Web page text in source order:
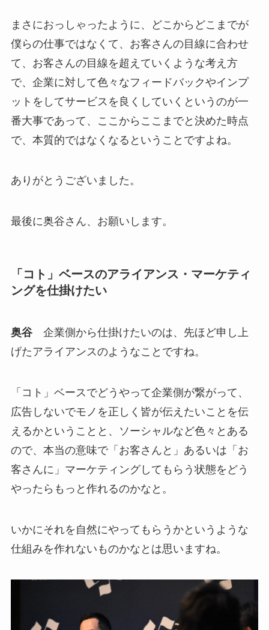
まさにおっしゃったように、どこからどこまでが
僕らの仕事ではなくて、お客さんの目線に合わせ
て、お客さんの目線を超えていくような考え方
で、企業に対して色々なフィードバックやインプ
ットをしてサービスを良くしていくというのが一
番大事であって、ここからここまでと決めた時点
で、本質的ではなくなるということですよね。
ありがとうございました。
最後に奥谷さん、お願いします。
「コト」ベースのアライアンス・マーケティ
ングを仕掛けたい
奥谷企業側から仕掛けたいのは、先ほど申し上
げたアライアンスのようなことですね。
「コト」ベースでどうやって企業側が繋がって、
広告しないでモノを正しく皆が伝えたいことを伝
えるかということと、ソーシャルなど色々とある
ので、本当の意味で「お客さんと」あるいは「お
客さんに」マーケティングしてもらう状態をどう
やったらもっと作れるのかなと。
いかにそれを自然にやってもらうかというような
仕組みを作れないものかなとは思いますね。